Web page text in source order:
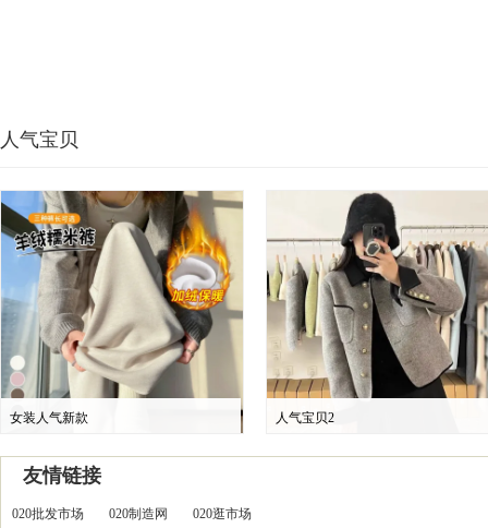
人气宝贝
女装人气新款 人气宝贝2
友情链接
020批发市场 020制造网 020逛市场